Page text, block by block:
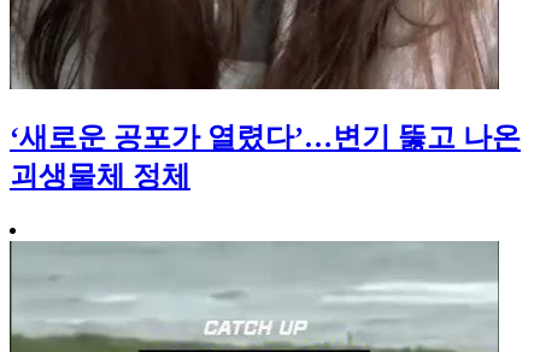
‘새로운 공포가 열렸다’…변기 뚫고 나온
괴생물체 정체